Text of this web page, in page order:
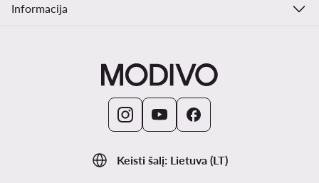
Keisti šalį: Lietuva (LT)
Informacija